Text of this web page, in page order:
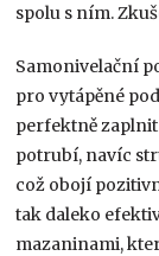
spolu s ním.
Samonivelační
pro vytápěné
perfektně
potrubí, navíc
což obojí
tak daleko
mazaninami,